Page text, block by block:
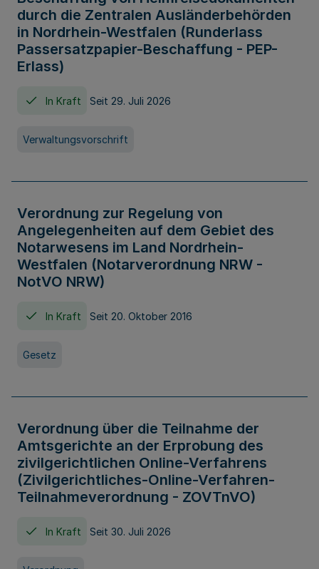
durch die Zentralen Ausländerbehörden
in Nordrhein-Westfalen (Runderlass
Passersatzpapier-Beschaffung - PEP-
Erlass)
In Kraft Seit 29. Juli 2026
Verwaltungsvorschrift
Verordnung zur Regelung von
Angelegenheiten auf dem Gebiet des
Notarwesens im Land Nordrhein-
Westfalen (Notarverordnung NRW -
NotVO NRW)
In Kraft Seit 20. Oktober 2016
Gesetz
Verordnung über die Teilnahme der
Amtsgerichte an der Erprobung des
zivilgerichtlichen Online-Verfahrens
(Zivilgerichtliches-Online-Verfahren-
Teilnahmeverordnung - ZOVTnVO)
In Kraft Seit 30. Juli 2026